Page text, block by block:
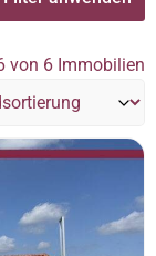
von 6 Immobilien